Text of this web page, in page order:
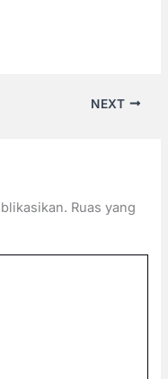
NEXT
Ruas yang